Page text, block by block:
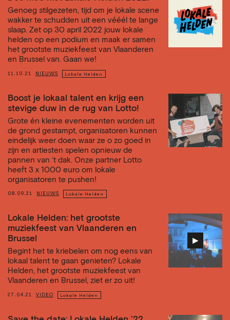
Genoeg stilgezeten, tijd om je lokale scene
wakker te schudden uit een vééél te lange
slaap. Zet op 30 april 2022 jouw lokale
helden op een podium en maak er samen
het grootste muziekfeest van Vlaanderen
en Brussel van. Gaan we!
11.10.21 NIEUWS Lokale Helden
Boost je lokaal talent en krijg een
stevige duw in de rug van Lotto!
Grote én kleine evenementen worden uit
de grond gestampt, organisatoren kunnen
eindelijk weer doen waar ze o zo goed in
zijn en artiesten spelen opnieuw de
pannen van ‘t dak. Onze partner Lotto
heeft 3 x 1000 euro om lokale
organisatoren te pushen!
08.09.21 NIEUWS Lokale Helden
▶︎
Lokale Helden: het grootste
muziekfeest van Vlaanderen en
Brussel
Begint het te kriebelen om nog eens van
lokaal talent te gaan genieten? Lokale
Helden, het grootste muziekfeest van
Vlaanderen en Brussel, ziet er zo uit!
27.04.21 VIDEO Lokale Helden